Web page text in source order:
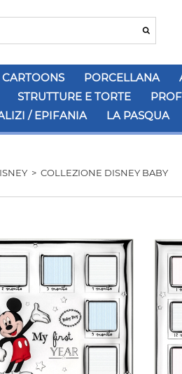
CARTOONS PORCELLANA
STRUTTURE E TORTE
/ EPIFANIA
LA PASQUA
> COLLEZIONE DISNEY BABY